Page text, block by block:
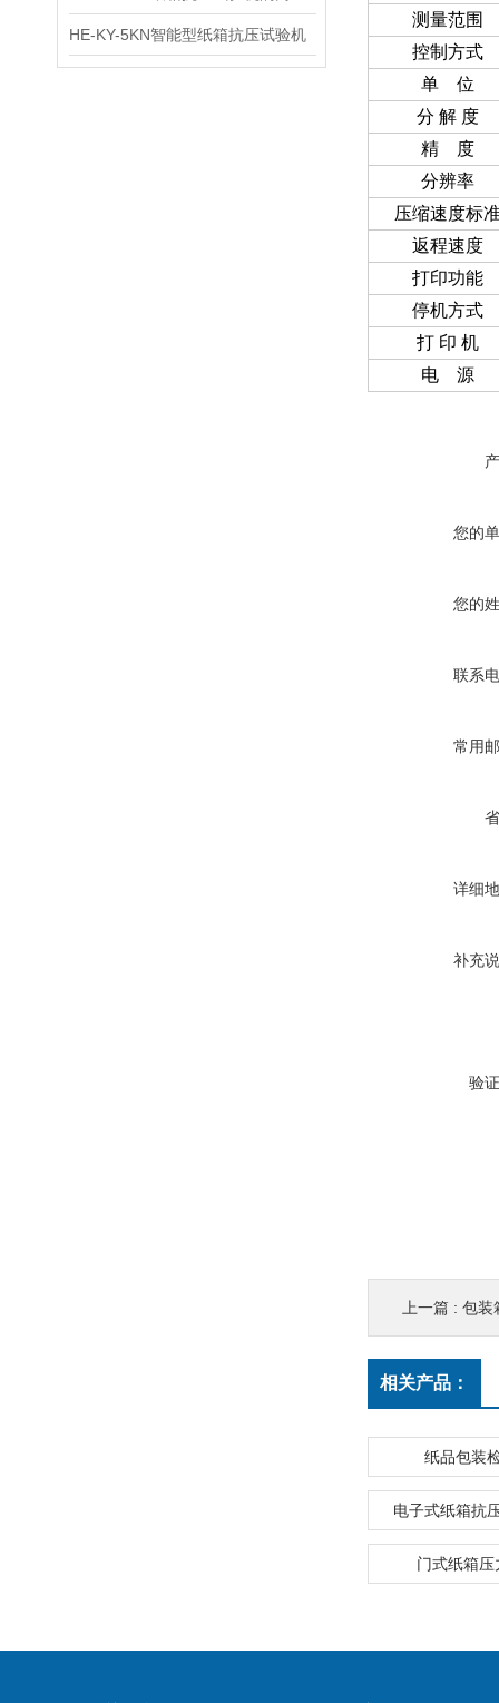
HE-KY-5KN智能型纸箱抗压试验机
测量范围
控制方式
单 位
分 解 度
精 度
分辨率
压缩速度标
返程速度
打印功能
停机方式
打 印 机
电 源
您的
您的
联系
常用
详细
补充
验
上一篇 : 包装
相关产品：
纸品包装
电子式纸箱抗
门式纸箱